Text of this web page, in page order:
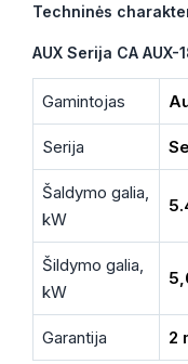
Techninės
AUX Serija CA AUX-
Gamintojas
Serija
Šaldymo galia,
kW
Šildymo galia,
kW
Garantija 2